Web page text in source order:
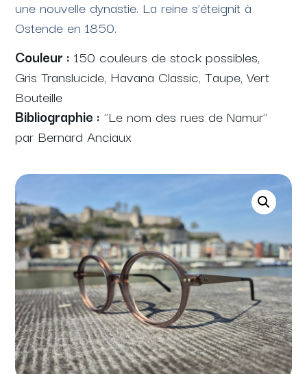
une nouvelle dynastie. La reine s’éteignit à
Ostende en 1850.
Couleur : 150 couleurs de stock possibles,
Gris Translucide, Havana Classic, Taupe, Vert
Bouteille
Bibliographie : "Le nom des rues de Namur"
par Bernard Anciaux